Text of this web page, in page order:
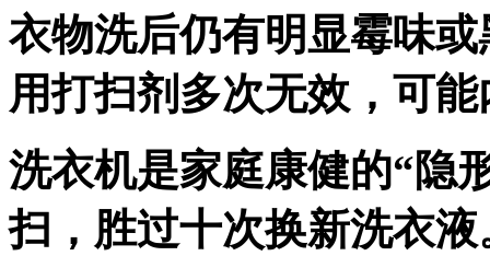
衣物洗后仍有明显霉味
用打扫剂多次无效，可
洗衣机是家庭康健的“隐
扫，胜过十次换新洗衣